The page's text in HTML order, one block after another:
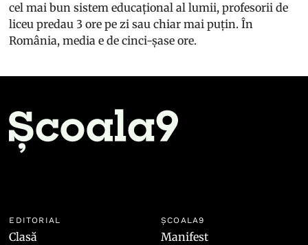
cel mai bun sistem educațional al lumii, profesorii de
liceu predau 3 ore pe zi sau chiar mai puțin. În
România, media e de cinci-șase ore.
EDITORIAL
Clasă
ȘCOALA9
Manifest